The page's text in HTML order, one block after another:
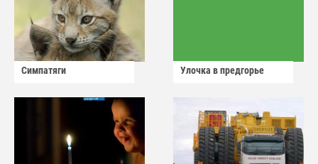
Симпатяги Улочка в предгорье